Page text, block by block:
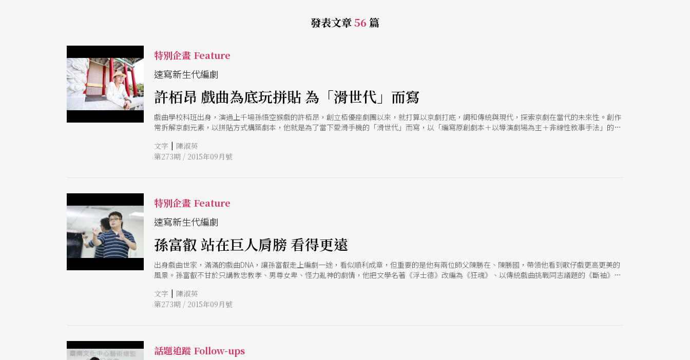
發表文章56 篇
特別企畫 Feature
速寫新生代編劇
許栢昂 戲曲為底玩拼貼 為「滑世代」而寫
戲曲學校科班出身，演過上千場孫悟空猴戲的許栢昂，創立栢優座劇團以來，就打算以京劇打底，調和傳統與現代，探索京劇在當代的未來性。創作
常拆解京劇元素，以拼貼方式構築劇本，他就是為了當下愛滑手機的「滑世代」而寫，以「編寫原創劇本＋以導演劇場為主＋非線性敘事手法」的方
文字 | 陳淑英
第273期 / 2015年09月號
特別企畫 Feature
速寫新生代編劇
孫富叡 站在巨人肩膀 看得更遠
出身戲曲世家，滿滿的戲曲DNA，讓孫富叡走上編劇一途，看似順利成章，但重要的是他有兩位師父陳勝在、陳勝國，帶領他看到歌仔戲更高更美的
風景。孫富叡不甘於只講教忠教孝、男尊女卑、怪力亂神的劇情，他把文學名著《浮士德》改編為《狂魂》、以傳統戲曲挑戰同志議題的《斷袖》、
文字 | 陳淑英
第273期 / 2015年09月號
話題追蹤 Follow-ups